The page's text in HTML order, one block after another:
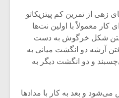
زهی از تمرین کم پیتزیکاتو
کار معمولاً با اولین نت‌ها
شکل خرگوش به دست
آرشه دو انگشت میانی به
و دو انگشت دیگر به
و بعد به کار با مدادها